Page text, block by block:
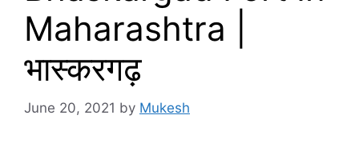
Maharashtra |
भास्करगढ़
June 20, 2021 by Mukesh